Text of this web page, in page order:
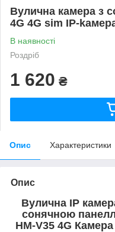
Вулична камера з
4G 4G sim IP-
В наявності
Роздріб
1 620 ₴
Опис Характеристики
Опис
Вулична IP
сонячною
HM-V35 4G